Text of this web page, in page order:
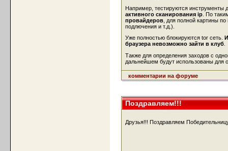
Например, тестируются инструменты
активного сканирования ip . По
провайдеров , для полной картины
подлючения и т.д.).
Уже полностью блокируются tor сеть.
браузера невозможно зайти в клуб
Также для определения заходов с
дальнейшем будут использованы для
комментарии на форуме
Поздравляем!!!
Друзья!!! Поздравляем